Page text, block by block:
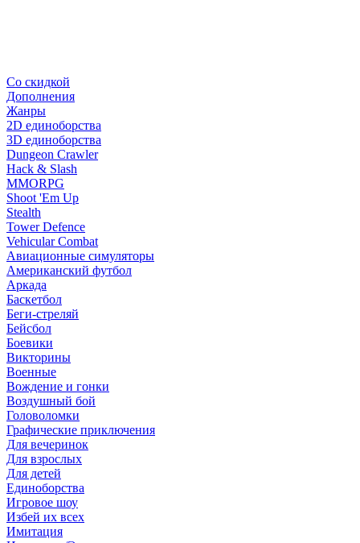
Со скидкой
Дополнения
Жанры
2D единоборства
3D единоборства
Dungeon Crawler
Hack & Slash
MMORPG
Shoot 'Em Up
Stealth
Tower Defence
Vehicular Combat
Авиационные симуляторы
Американский футбол
Аркада
Баскетбол
Беги-стреляй
Бейсбол
Боевики
Викторины
Военные
Вождение и гонки
Воздушный бой
Головоломки
Графические приключения
Для вечеринок
Для взрослых
Для детей
Единоборства
Игровое шоу
Избей их всех
Имитация